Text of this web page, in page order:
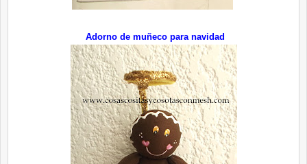
Adorno de muñeco para navidad